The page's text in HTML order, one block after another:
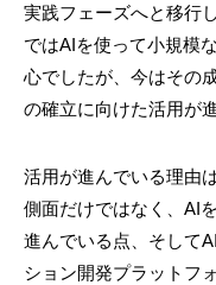
実践フェーズへと移行
ではAIを使って小規模
心でしたが、今はその
の確立に向けた活用が
活用が進んでいる理由
側面だけではなく、AI
進んでいる点、そして
ション開発プラットフ